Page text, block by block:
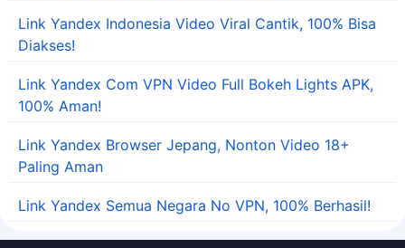
Link Yandex Indonesia Video Viral Cantik, 100% Bisa
Diakses!
Link Yandex Com VPN Video Full Bokeh Lights APK,
100% Aman!
Link Yandex Browser Jepang, Nonton Video 18+
Paling Aman
Link Yandex Semua Negara No VPN, 100% Berhasil!